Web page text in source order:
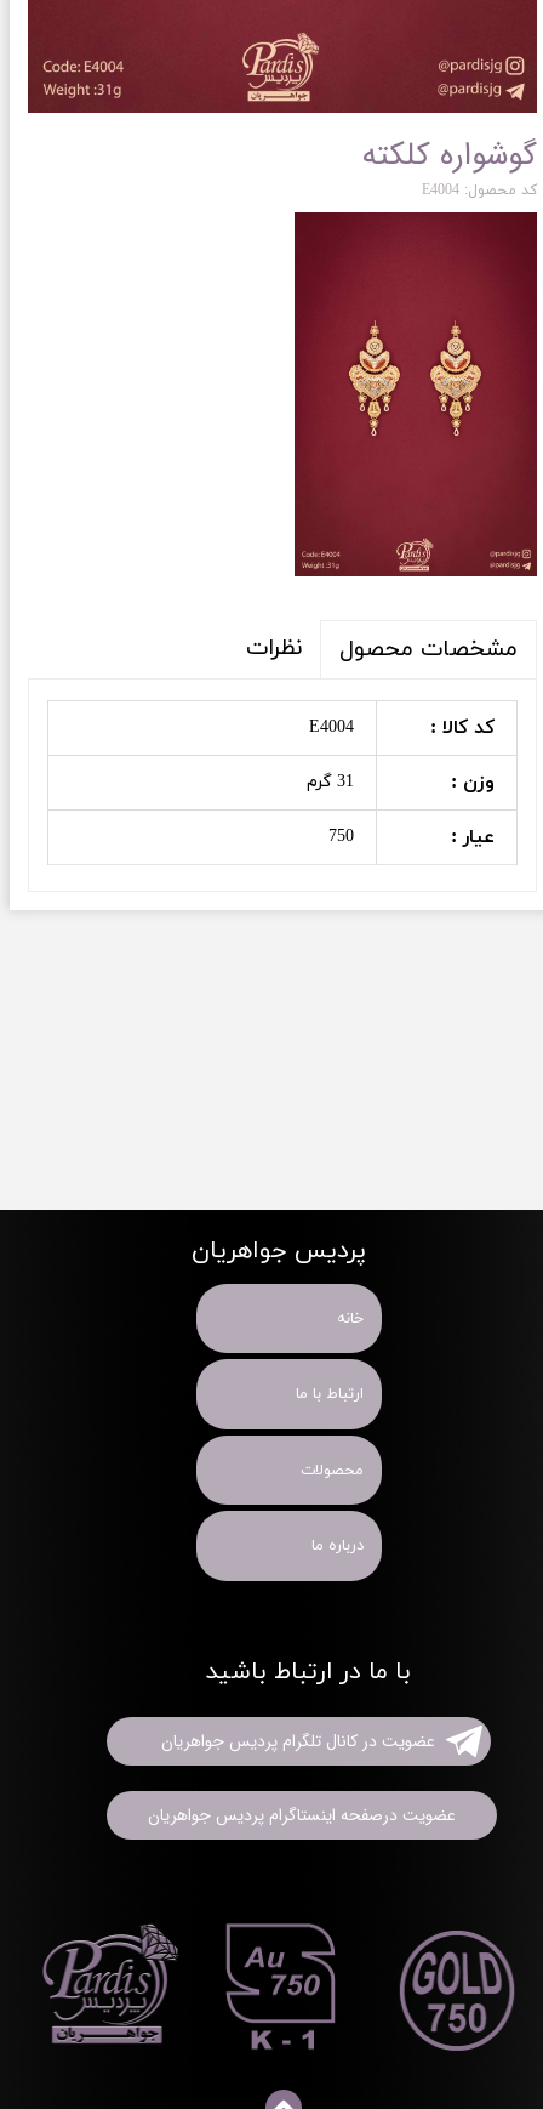
گوشواره کلکته
کد محصول: E4004
مشخصات محصول نظرات
کد کالا : E4004
وزن : 31 گرم
عیار : 750
پردیس جواهریان
خانه
ارتباط با ما
محصولات
درباره ما
با ما در ارتباط باشید
عضویت در کانال تلگرام پردیس جواهریان
عضویت درصفحه اینستاگرام پردیس جواهریان